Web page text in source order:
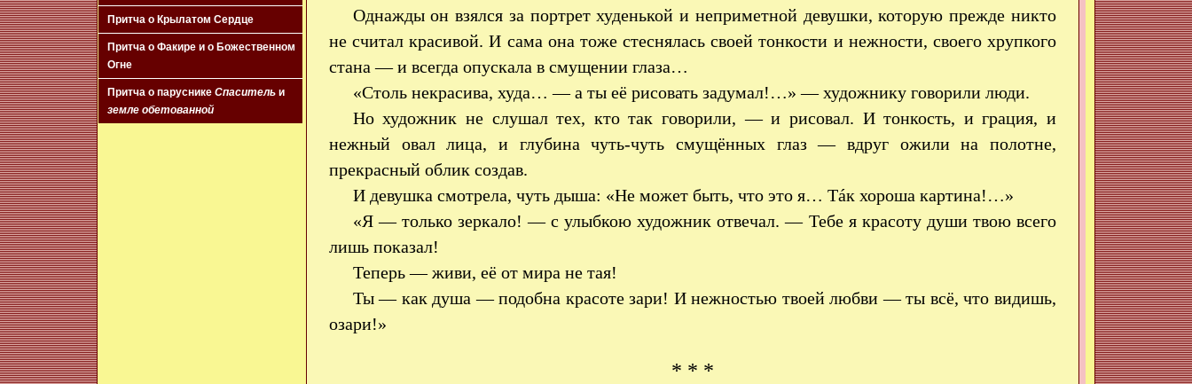
Притча о Крылатом Сердце
Притча о Факире и о Божественном
Огне
Притча о паруснике Спаситель и
земле обетованной
Однажды он взялся за портрет худенькой и неприметной девушки, которую прежде никто
не считал красивой. И сама она тоже стеснялась своей тонкости и нежности, своего хрупкого
стана — и всегда опускала в смущении глаза…
«Столь некрасива, худа… — а ты её рисовать задумал!…» — художнику говорили люди.
Но художник не слушал тех, кто так говорили, — и рисовал. И тонкость, и грация, и
нежный овал лица, и глубина чуть-чуть смущённых глаз — вдруг ожили на полотне,
прекрасный облик создав.
И девушка смотрела, чуть дыша: «Не может быть, что это я… Тáк хороша картина!…»
«Я — только зеркало! — с улыбкою художник отвечал. — Тебе я красоту души твою всего
лишь показал!
Теперь — живи, её от мира не тая!
Ты — как душа — подобна красоте зари! И нежностью твоей любви — ты всё, что видишь,
озари!»
* * *